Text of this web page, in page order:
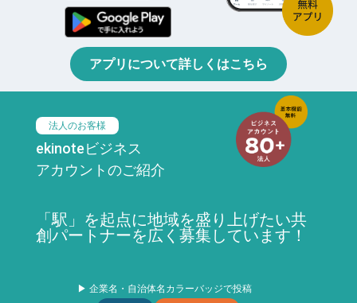
アプリについて詳しくはこちら
法人のお客様
ekinoteビジネス
アカウントのご紹介
「駅」を起点に地域を盛り上げたい共
創パートナーを広く募集しています！
▶ 企業名・自治体名カラーバッジで投稿